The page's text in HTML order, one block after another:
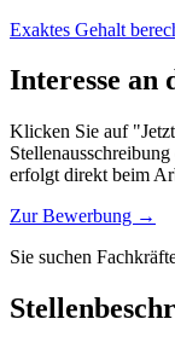
Exaktes Gehalt
Interesse an
Klicken Sie auf
erfolgt direkt beim
Zur Bewerbung →
Sie suchen